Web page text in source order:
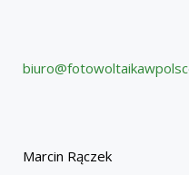
Marcin Rączek